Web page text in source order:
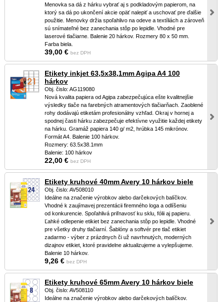
Menovka sa dá z hárku vybrať aj s podkladovým papierom, na
ktorý sa dá po ukončení akcie opäť nalepiť a uschovať pre ďalšie
použitie. Menovky držia spoľahlivo na odeve a textíliách a zároveň
sú snímateľné bez zanechania stôp po lepidle. Vhodné pre
laserové tlačiarne. Balenie 20 hárkov. Rozmery 80 x 50 mm.
Farba biela.
39,00 € bez DPH
Etikety inkjet 63,5x38,1mm Agipa A4 100
hárkov
Obj. čislo: AG119080
Nová kvalita papiera od Agipa zabezpečujúca ešte kvalitnejšie
výsledky tlače na farebných atramentových tlačiarňach. Zaoblené
rohy dodávajú etiketám profesionálny vzhľad. Okraj v hornej a
spodnej časti hárku zabezpečuje efektívne využitie každej etikety
na hárku. Gramáž papiera 140 g/ m2, hrúbka 145 mikrónov.
Formát A4. Balenie 100 hárkov.
Rozmery: 63.5x38.1mm
Balenie: 100 hárkov
22,00 € bez DPH
Etikety kruhové 40mm Avery 10 hárkov biele
Obj. čislo: AV508010
Ideálne na značenie výrobkov alebo darčekových balíčkov.
Vhodné k zaujímavej prezentácii firemného loga a odlíšeniu
od konkurencie. Spoľahlivá priľnavosť ku sklu, fólii aj papieru.
Ľahké odlepenie etikiet bez zanechania stôp po lepidle. Vhodné
pre všetky druhy tlačiarní. Šablóny a softvér pre tlač etikiet
zadarmo - výber z prázdnych či už navrhnutých, moderných
dizajnov etikiet, ktoré pravidelne aktualizujeme a vylepšujeme.
Balenie 10 hárkov.
9,26 € bez DPH
Etikety kruhové 65mm Avery 10 hárkov biele
Obj. čislo: AV508110
Ideálne na značenie výrobkov alebo darčekových balíčkov.